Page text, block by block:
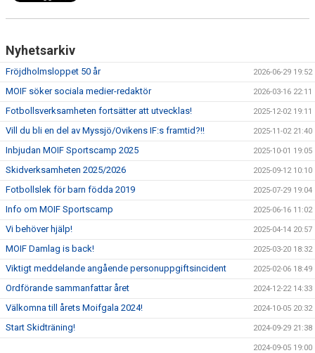
Nyhetsarkiv
Fröjdholmsloppet 50 år 2026-06-29 19:52
MOIF söker sociala medier-redaktör 2026-03-16 22:11
Fotbollsverksamheten fortsätter att utvecklas! 2025-12-02 19:11
Vill du bli en del av Myssjö/Ovikens IF:s framtid?!! 2025-11-02 21:40
Inbjudan MOIF Sportscamp 2025 2025-10-01 19:05
Skidverksamheten 2025/2026 2025-09-12 10:10
Fotbollslek för barn födda 2019 2025-07-29 19:04
Info om MOIF Sportscamp 2025-06-16 11:02
Vi behöver hjälp! 2025-04-14 20:57
MOIF Damlag is back! 2025-03-20 18:32
Viktigt meddelande angående personuppgiftsincident 2025-02-06 18:49
Ordförande sammanfattar året 2024-12-22 14:33
Välkomna till årets Moifgala 2024! 2024-10-05 20:32
Start Skidträning! 2024-09-29 21:38
2024-09-05 19:00